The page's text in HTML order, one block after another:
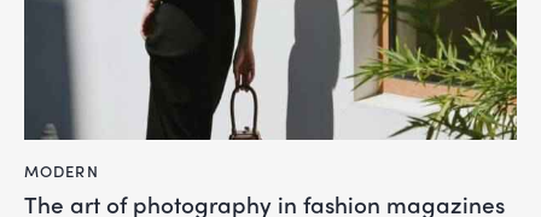
MODERN
The art of photography in fashion magazines